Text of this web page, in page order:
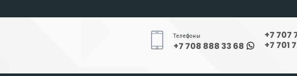
Телефоны
+7 708 888 33 68
+7 707
+7 701